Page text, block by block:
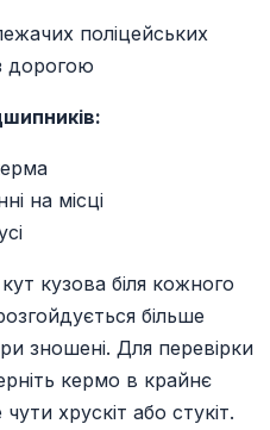
поліцейських
дорогою
на місці
кузова біля кожного
більше
зношені. Для перевірки
кермо в крайнє
хрускіт або стукіт.